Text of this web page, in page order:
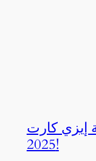
إيزي كارت
2025!